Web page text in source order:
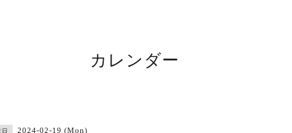
カレンダー
2024-02-19 (Mon)